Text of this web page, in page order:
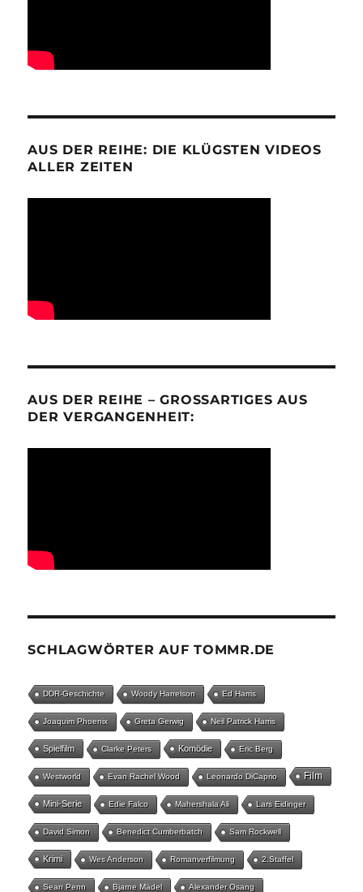
AUS DER REIHE: DIE KLÜGSTEN VIDEOS
ALLER ZEITEN
AUS DER REIHE – GROSSARTIGES AUS D
ER VERGANGENHEIT:
SCHLAGWÖRTER AUF TOMMR.DE
DDR-Geschichte Woody Harrelson Ed Harris
Joaquim Phoenix Greta Gerwig Neil Patrick Harris
Spielfilm Clarke Peters Komödie Eric Berg
Westworld Evan Rachel Wood Leonardo DiCaprio Film
Mini-Serie Edie Falco Mahershala Ali Lars Eidinger
David Simon Benedict Cumberbatch Sam Rockwell
Krimi Wes Anderson Romanverfilmung 2.Staffel
Sean Penn Bjarne Mädel Alexander Osang